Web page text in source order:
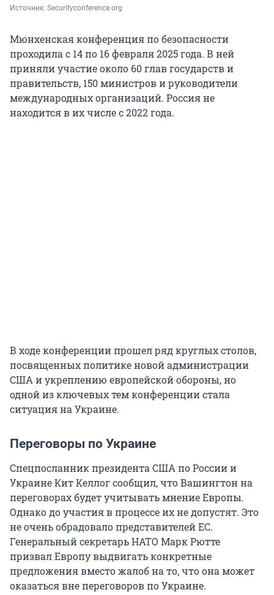
Источник: Securityconference.org
Мюнхенская конференция по безопасности
проходила с 14 по 16 февраля 2025 года. В ней
приняли участие около 60 глав государств и
правительств, 150 министров и руководители
международных организаций. Россия не
находится в их числе с 2022 года.
В ходе конференции прошел ряд круглых столов,
посвященных политике новой администрации
США и укреплению европейской обороны, но
одной из ключевых тем конференции стала
ситуация на Украине.
Переговоры по Украине
Спецпосланник президента США по России и
Украине Кит Келлог сообщил, что Вашингтон на
переговорах будет учитывать мнение Европы.
Однако до участия в процессе их не допустят. Это
не очень обрадовало представителей ЕС.
Генеральный секретарь НАТО Марк Рютте
призвал Европу выдвигать конкретные
предложения вместо жалоб на то, что она может
оказаться вне переговоров по Украине.